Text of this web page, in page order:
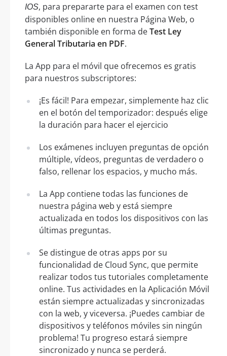
IOS, para prepararte para el examen con test
disponibles online en nuestra Página Web, o
también disponible en forma deTest Ley
General Tributaria en PDF.
La App para el móvil que ofrecemos es gratis
para nuestros subscriptores:
¡Es fácil! Para empezar, simplemente haz clic
en el botón del temporizador: después elige
la duración para hacer el ejercicio
Los exámenes incluyen preguntas de opción
múltiple, vídeos, preguntas de verdadero o
falso, rellenar los espacios, y mucho más.
La App contiene todas las funciones de
nuestra página web y está siempre
actualizada en todos los dispositivos con las
últimas preguntas.
Se distingue de otras apps por su
funcionalidad de Cloud Sync, que permite
realizar todos tus tutoriales completamente
online. Tus actividades en la Aplicación Móvil
están siempre actualizadas y sincronizadas
con la web, y viceversa. ¡Puedes cambiar de
dispositivos y teléfonos móviles sin ningún
problema! Tu progreso estará siempre
sincronizado y nunca se perderá.